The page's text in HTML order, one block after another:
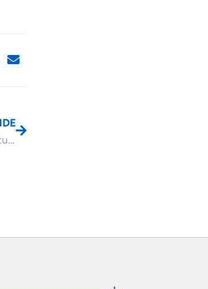
Is periodieke gift van bestuurder ANBI aftrekbaar?